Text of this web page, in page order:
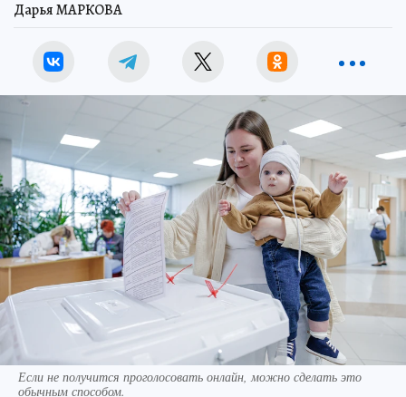
Дарья МАРКОВА
Если не получится проголосовать онлайн, можно сделать это
обычным способом.